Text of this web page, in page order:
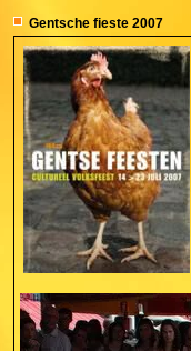
Gentsche fieste 2007